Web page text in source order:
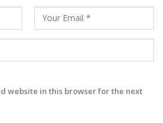
website in this browser for the next